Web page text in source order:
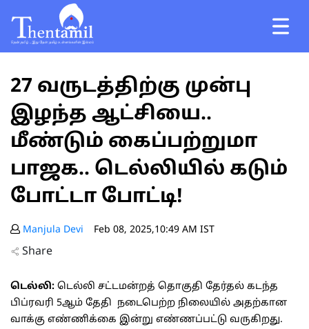
27 வருடத்திற்கு முன்பு
இழந்த ஆட்சியை..
மீண்டும் கைப்பற்றுமா
பாஜக.. டெல்லியில் கடும்
போட்டா போட்டி!
Manjula Devi Feb 08, 2025,10:49 AM IST
Share
டெல்லி: டெல்லி சட்டமன்றத் தொகுதி தேர்தல் கடந்த
பிப்ரவரி 5ஆம் தேதி நடைபெற்ற நிலையில் அதற்கான
வாக்கு எண்ணிக்கை இன்று எண்ணப்பட்டு வருகிறது.